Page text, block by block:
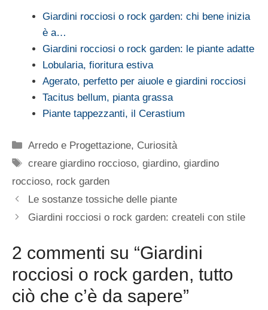
Giardini rocciosi o rock garden: chi bene inizia
è a…
Giardini rocciosi o rock garden: le piante adatte
Lobularia, fioritura estiva
Agerato, perfetto per aiuole e giardini rocciosi
Tacitus bellum, pianta grassa
Piante tappezzanti, il Cerastium
Categorie
Arredo e Progettazione, Curiosità
Tag
creare giardino roccioso,giardino,giardino
roccioso, rock garden
Le sostanze tossiche delle piante
Giardini rocciosi o rock garden: createli con stile
2 commenti su “Giardini
rocciosi o rock garden, tutto
ciò che c’è da sapere”